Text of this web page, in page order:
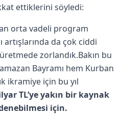
ettiklerini söyledi:
orta vadeli program
artışlarında da çok ciddi
zorlandık.Bakın bu
Bayramı hem Kurban
ikramiye için bu yıl
TL’ye yakın bir kaynak
için.